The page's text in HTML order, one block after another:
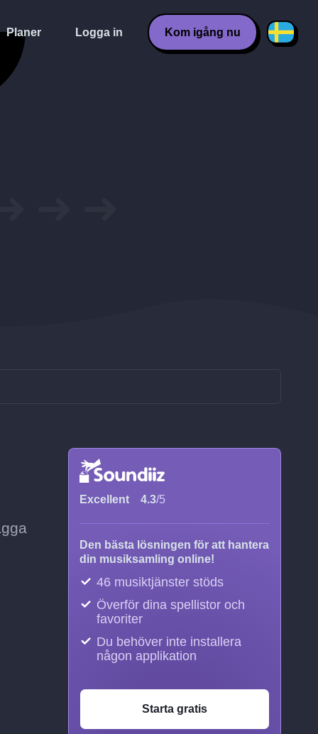
Planer Logga in Kom igång nu
Excellent 4.3/5
Den bästa lösningen för att hantera
din musiksamling online!
46 musiktjänster stöds
Överför dina spellistor och
favoriter
Du behöver inte installera
någon applikation
Starta gratis